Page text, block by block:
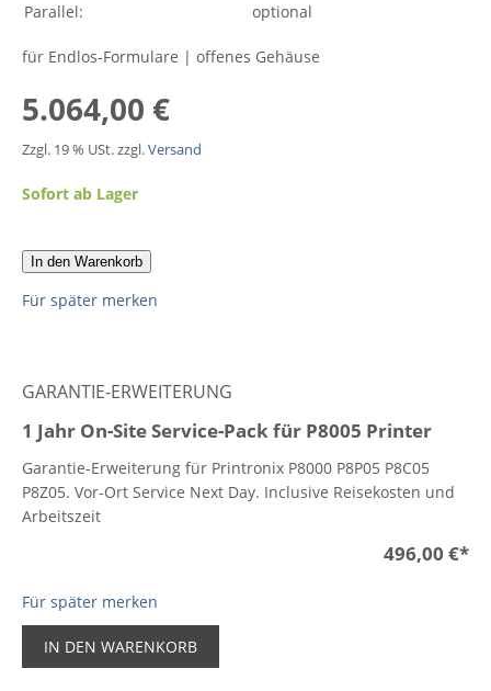
Parallel:
optional
für Endlos-Formulare | offenes Gehäuse
5.064,00 €
Zzgl. 19 % USt. zzgl.Versand
Sofort ab Lager
In den Warenkorb
Für später merken
GARANTIE-ERWEITERUNG
1 Jahr On-Site Service-Pack für P8005 Printer
Garantie-Erweiterung für Printronix P8000 P8P05 P8C05
P8Z05. Vor-Ort Service Next Day. Inclusive Reisekosten und
Arbeitszeit
496,00 €*
Für später merken
IN DEN WARENKORB